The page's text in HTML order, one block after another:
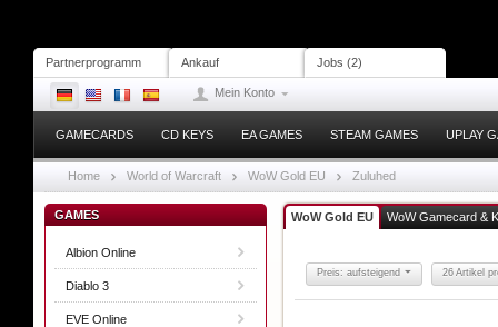
Partnerprogramm Ankauf Jobs (2)
Mein Konto
GAMECARDS CD KEYS EA GAMES STEAM GAMES UPLAY
Home World of Warcraft WoW Gold EU Zuluhed
GAMES
Albion Online
Diablo 3
EVE Online
WoW Gold EU WoW Gamecard &
Preis: aufsteigend 26 Artikel